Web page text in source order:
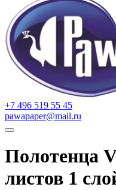
+7 496 519 55 45
pawapaper@mail.ru
Полотенца
листов 1